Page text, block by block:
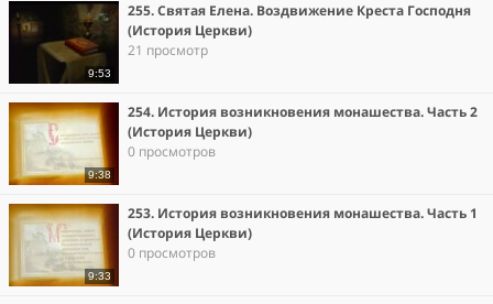
9:53
255. Святая Елена. Воздвижение Креста Господня
(История Церкви)
21 просмотр
9:38
254. История возникновения монашества. Часть 2
(История Церкви)
0 просмотров
9:33
253. История возникновения монашества. Часть 1
(История Церкви)
0 просмотров